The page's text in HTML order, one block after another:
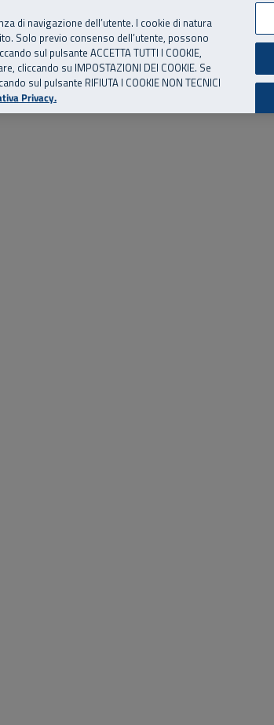
eventi Risorse utili Supporto
di navigazione dell’utente. I cookie di natura
Solo previo consenso dell’utente, possono
sul pulsante ACCETTA TUTTI I COOKIE,
su IMPOSTAZIONI DEI COOKIE. Se
sul pulsante RIFIUTA I COOKIE NON TECNICI
Privacy.